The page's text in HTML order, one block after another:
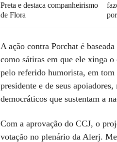
Preta e destaca companheirismo
de Flora
A ação contra Porchat é
como sátiras em que ele xinga
pelo referido humorista, em tom
presidente e de seus
democráticos que sustentam a
Com a aprovação do CCJ, o
votação no plenário da Alerj.